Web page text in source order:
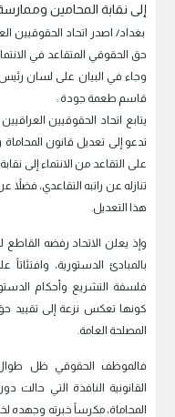
إلى نقابة المحامين
بغداد/ اصدر اتحاد الحقوقيين
حق الحقوقي المتقاعد في
وجاء في البيان على لسان رئيس
قاسم طعمة جودة :
يتابع اتحاد الحقوقيين
على التقاعد من الانتماء إلى
تنازله عن راتبه التقاعدي، فضلاً
هذا التعديل.
وإذ يعلن الاتحاد رفضه
بالمبادئ الدستورية،
فلسفة التشريع وأحكام
كونها تعكس نزعة إلى تقييد
المصلحة العامة.
فالموظف الحقوقي ظل طوال
القانونية النافذة التي حالت
المحاماة، مكرساً خبرته وجهده